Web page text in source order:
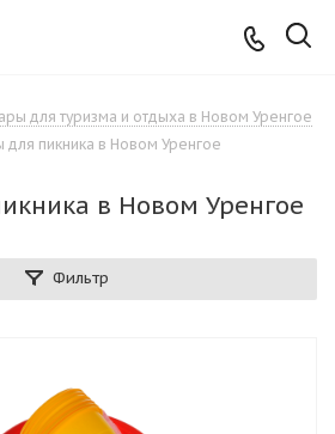
для туризма и отдыха в Новом Уренгое
для пикника в Новом Уренгое
в Новом Уренгое
Фильтр